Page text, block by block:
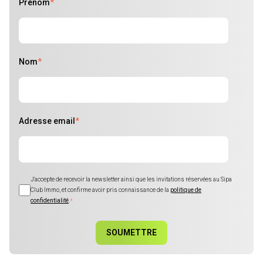
Prénom*
Nom*
Adresse email *
J'accepte de recevoir la newsletter ainsi que les invitations réservées au Sipa
Club Immo, et confirme avoir pris connaissance de la politique de
confidentialité*